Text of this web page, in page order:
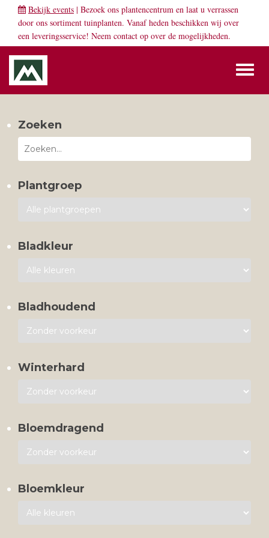
Bekijk events | Bezoek ons plantencentrum en laat u verrassen
door ons sortiment tuinplanten. Vanaf heden beschikken wij over
een leveringsservice! Neem contact op over de mogelijkheden.
Zoeken
Plantgroep
Bladkleur
Bladhoudend
Winterhard
Bloemdragend
Bloemkleur